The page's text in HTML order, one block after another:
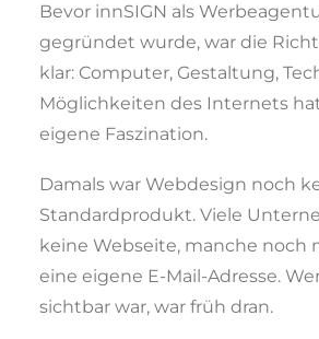
Bevor innSIGN als
gegründet wurde, war die
klar: Computer, Gestaltung,
Möglichkeiten des Internets
eigene Faszination.
Damals war Webdesign noch
Standardprodukt. Viele
keine Webseite, manche noch
eine eigene E-Mail-Adresse.
sichtbar war, war früh dran.